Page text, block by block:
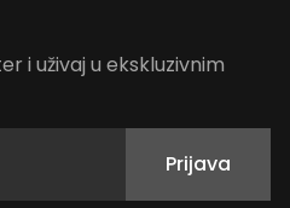
i uživaj u ekskluzivnim
Prijava